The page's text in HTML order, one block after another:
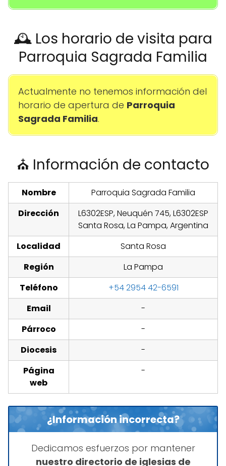
🕰️ Los horario de visita para
Parroquia Sagrada Familia
Actualmente no tenemos información del
horario de apertura de Parroquia
Sagrada Familia.
⛪ Información de contacto
Nombre
Parroquia Sagrada Familia
Dirección
L6302ESP, Neuquén 745, L6302ESP
Santa Rosa, La Pampa, Argentina
Localidad
Santa Rosa
Región
La Pampa
Teléfono
+54 2954 42-6591
Email
-
Párroco
-
Diocesis
-
Página
web
-
¿Información incorrecta?
Dedicamos esfuerzos por mantener
nuestro directorio de iglesias de